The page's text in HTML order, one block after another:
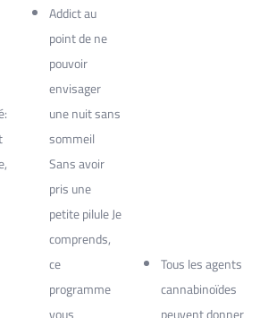
Addict au
point de ne
pouvoir
envisager
une nuit sans
sommeil
Sans avoir
pris une
petite pilule Je
comprends,
ce
programme
Tous les agents
cannabinoïdes